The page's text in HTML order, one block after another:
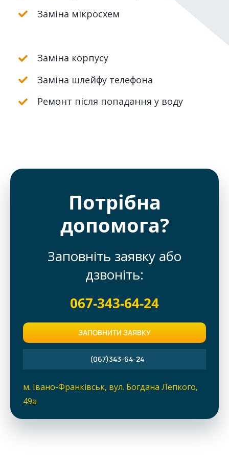
Заміна мікросхем
Заміна корпусу
Заміна шлейфу телефона
Ремонт після попадання у воду
Потрібна
допомога?
Заповніть заявку або
дзвоніть:
067-343-64-24
ЗАПОВНИТИ ЗАЯВКУ
(067)343-64-24
м. Івано-Франківськ, вул. Богдана Лепкого,
49a